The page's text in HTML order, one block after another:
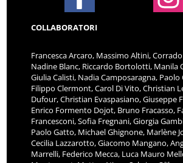
COLLABORATORI
Francesca Arcaro, Massimo Altini,
Nadine Blanc, Riccardo Bortolotti, Manila
Giulia Calisti, Nadia Camposaragna, Paolo
Filippo Clermont, Carol Di Vito, Christian
Dufour, Christian Evaspasiano, Giuseppe
Enrico Formento Dojot, Bruno Fracasso,
Francesconi, Sofia Fregnani, Giorgia
Paolo Gatto, Michael Ghignone, Marlène
Cecilia Lazzarotto, Giacomo Mangano,
Marrelli, Federico Mecca, Luca Mauro